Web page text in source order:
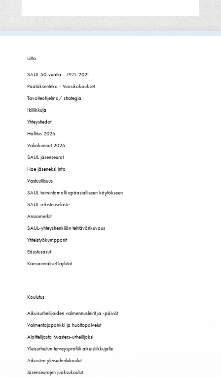
Liitto
SAUL 50-vuotta - 1971-2021
Päätöksenteko - Vuosikokoukset
Tavoiteohjelma/ strategia
Ikiliikkuja
Yhteystiedot
Hallitus 2026
Valiokunnat 2026
SAUL jäsenseurat
Hae jäseneksi info
Vastuullisuus
SAUL toimintamalli epäasialliseen käytökseen
SAUL rekisteriseloste
Ansiomerkit
SAUL-yhteyshenkilön tehtävänkuvaus
Yhteistyökumppanit
Edustusasut
Kansainväliset lajiliitot
Koulutus
Aikuisurheilijoiden valmennusleirit ja -päivät
Valmentajapankki ja huoltopalvelut
Aloittelijasta Masters-urheilijaksi
Yleisurheilun terveysprofiili aikuisliikkujalle
Aikuisten yleisurheilukoulut
Jäsenseurojen juoksukoulut